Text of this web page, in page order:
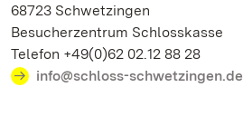
68723 Schwetzingen
Besucherzentrum Schlosskasse
Telefon +49(0)62 02.12 88 28
info@schloss-schwetzingen.de